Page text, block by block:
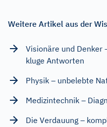
Weitere Artikel aus der
Visionäre und Denker
kluge Antworten
Physik – unbelebte
Medizintechnik –
Die Verdauung –